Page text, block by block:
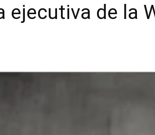
ejecutiva de la